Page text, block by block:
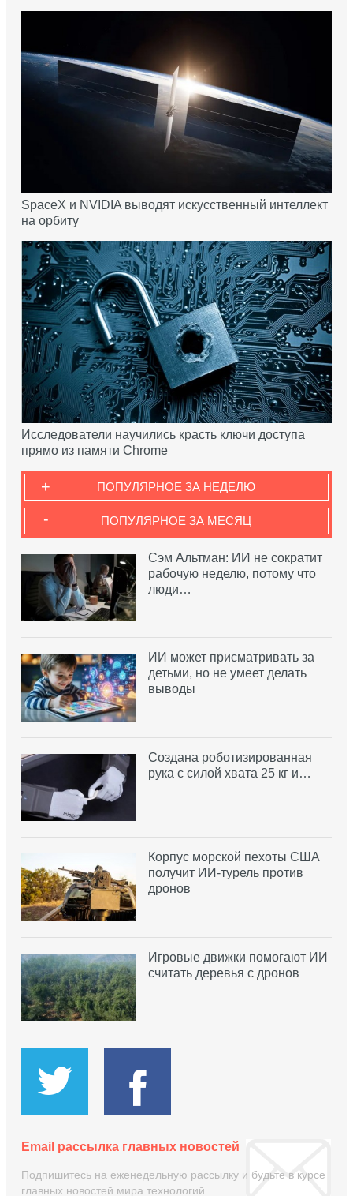
SpaceX и NVIDIA выводят искусственный интеллект
на орбиту
Исследователи научились красть ключи доступа
прямо из памяти Chrome
ПОПУЛЯРНОЕ ЗА НЕДЕЛЮ
+
ПОПУЛЯРНОЕ ЗА МЕСЯЦ
-
Сэм Альтман: ИИ не сократит
рабочую неделю, потому что
люди…
ИИ может присматривать за
детьми, но не умеет делать
выводы
Создана роботизированная
рука с силой хвата 25 кг и…
Корпус морской пехоты США
получит ИИ-турель против
дронов
Игровые движки помогают ИИ
считать деревья с дронов
Email рассылка главных новостей
Подпишитесь на еженедельную рассылку и будьте в курсе
главных новостей мира технологий